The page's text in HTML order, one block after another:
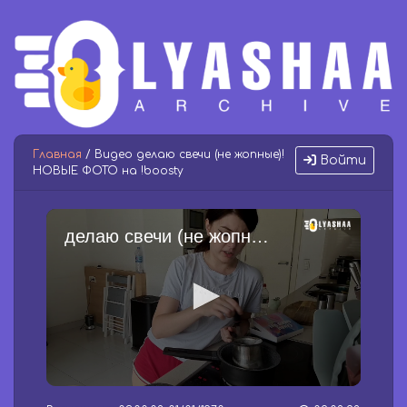
Войти
Главная / Видео делаю свечи (не жопные)!
НОВЫЕ ФОТО на !boosty
делаю свечи (не жопные)! НОВЫЕ ФОТО на !boosty